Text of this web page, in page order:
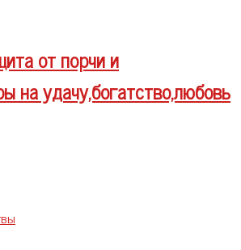
от порчи и
на удачу,богатство,любовь